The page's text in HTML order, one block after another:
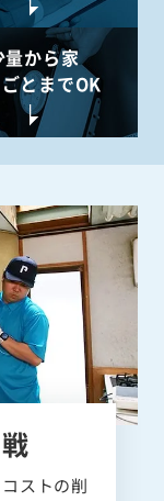
量から家
とまでOK
ストの削